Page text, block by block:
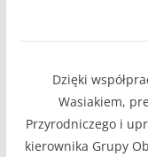
Dzięki
Wasiakiem,
Przyrodniczego i
kierownika Grupy